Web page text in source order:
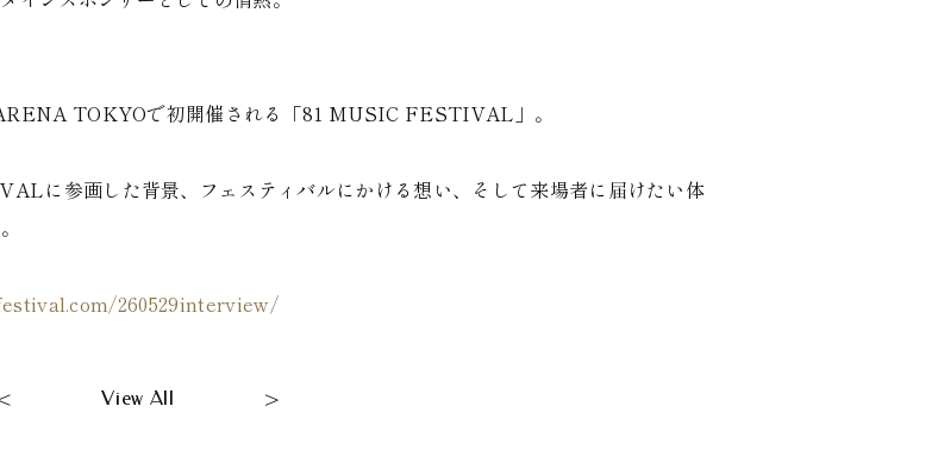
TOKYOで初開催される「81 MUSIC FESTIVAL」。
に参画した背景、フェスティバルにかける想い、そして来場者に届けたい体
260529interview/
View All >